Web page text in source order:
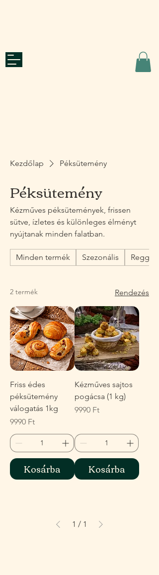
Kezdőlap Péksütemény
Péksütemény
Kézműves péksütemények, frissen
sütve, ízletes és különleges élményt
nyújtanak minden falatban.
Minden termék Szezonális Reggeli
2 termék Rendezés
Friss édes
péksütemény
válogatás 1kg
Ár
9990 Ft
Kosárba
Kézműves sajtos
pogácsa (1 kg)
Ár
9990 Ft
Kosárba
1 / 1